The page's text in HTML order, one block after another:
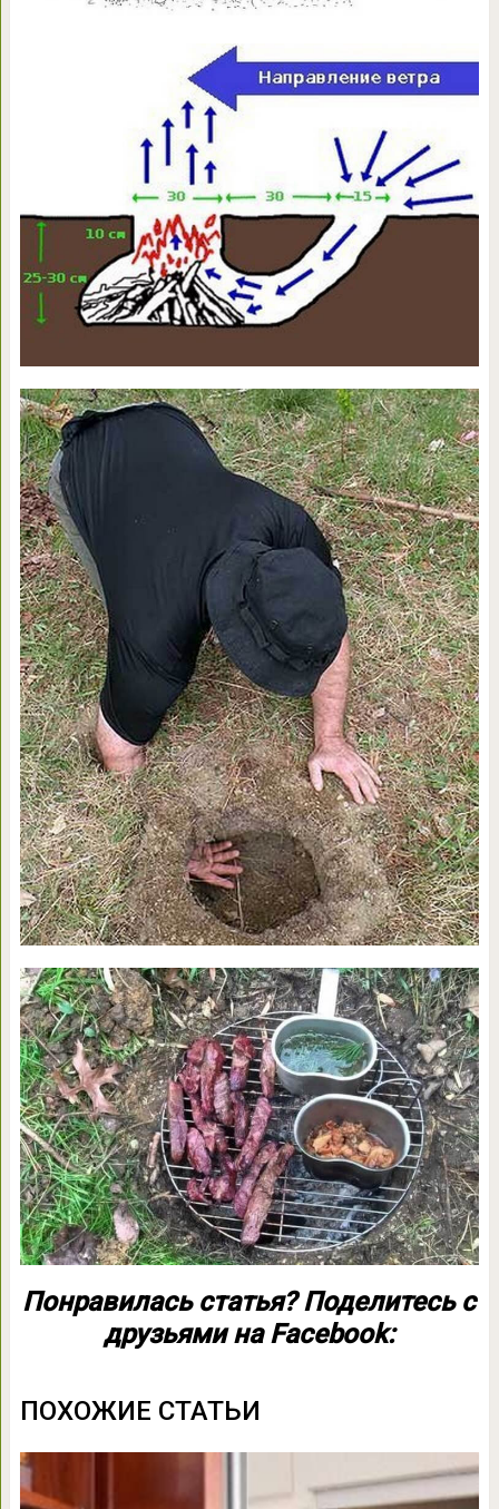
Понравилась статья? Поделитесь с
друзьями на Facebook:
ПОХОЖИЕ СТАТЬИ